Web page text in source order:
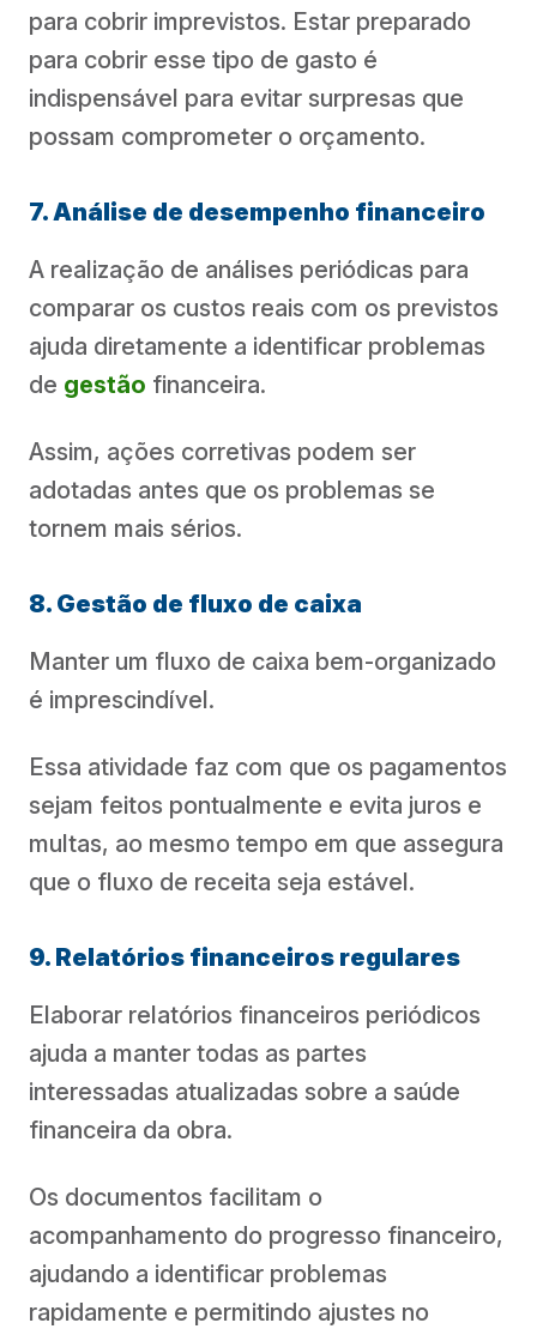
para cobrir imprevistos. Estar preparado
para cobrir esse tipo de gasto é
indispensável para evitar surpresas que
possam comprometer o orçamento.
7. Análise de desempenho financeiro
A realização de análises periódicas para
comparar os custos reais com os previstos
ajuda diretamente a identificar problemas
de gestão financeira.
Assim, ações corretivas podem ser
adotadas antes que os problemas se
tornem mais sérios.
8. Gestão de fluxo de caixa
Manter um fluxo de caixa bem-organizado
é imprescindível.
Essa atividade faz com que os pagamentos
sejam feitos pontualmente e evita juros e
multas, ao mesmo tempo em que assegura
que o fluxo de receita seja estável.
9. Relatórios financeiros regulares
Elaborar relatórios financeiros periódicos
ajuda a manter todas as partes
interessadas atualizadas sobre a saúde
financeira da obra.
Os documentos facilitam o
acompanhamento do progresso financeiro,
ajudando a identificar problemas
rapidamente e permitindo ajustes no